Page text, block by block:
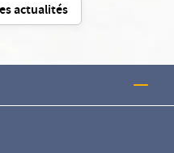
actualités